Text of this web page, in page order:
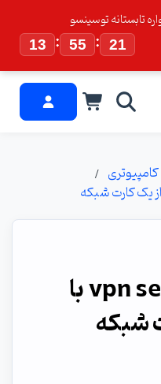
تابستانه توسینسو
13
: 55 : 20
روش ساخت vpn server با
شبکه